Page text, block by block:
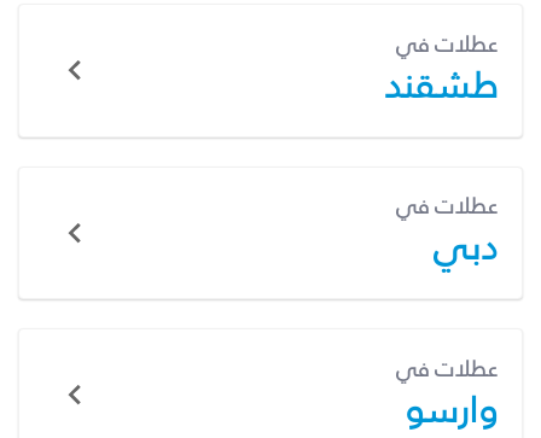
عطلات في
طشقند
عطلات في
دبي
عطلات في
وارسو